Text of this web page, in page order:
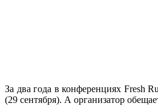
За два года в конференциях Fresh
(29 сентября). А организатор